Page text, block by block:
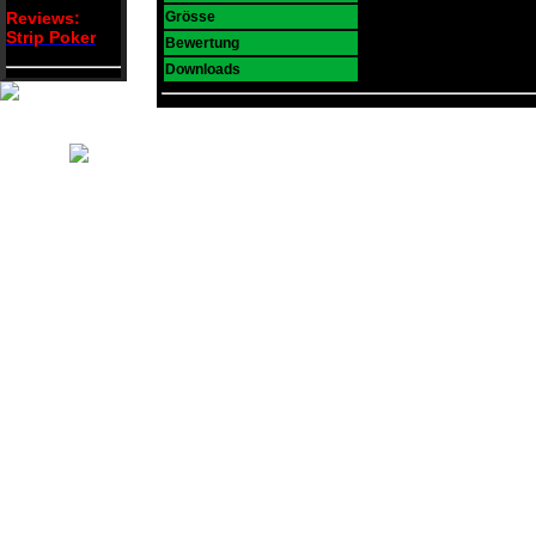
Reviews:
Strip Poker
Grösse
Bewertung
Downloads